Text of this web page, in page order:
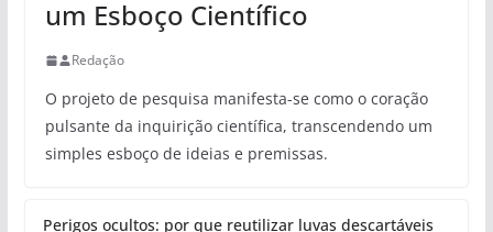
um Esboço Científico
Redação
O projeto de pesquisa manifesta-se como o coração
pulsante da inquirição científica, transcendendo um
simples esboço de ideias e premissas.
Perigos ocultos: por que reutilizar luvas descartáveis